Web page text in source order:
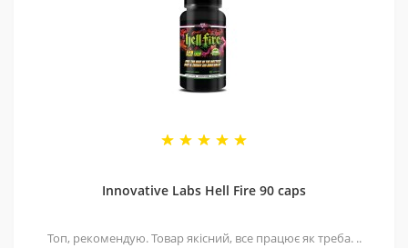
Innovative Labs Hell Fire 90 caps
Топ, рекомендую. Товар якісний, все працює як треба. ..